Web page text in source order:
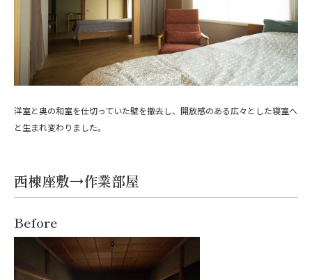
洋室と奥の和室を仕切っていた壁を撤去し、開放感のある広々とした寝室へ
と生まれ変わりました。
西棟座敷→作業部屋
Before